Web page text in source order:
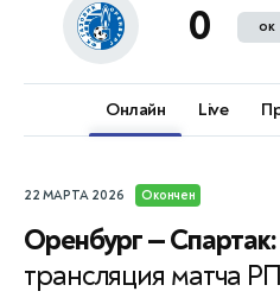
0 ок
Онлайн Live
22 МАРТА 2026 Окончен
Оренбург — Спартак:
трансляция матча